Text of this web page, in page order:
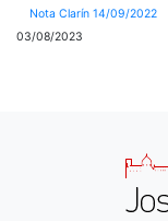
Nota Clarín 14/09/2022
03/08/2023